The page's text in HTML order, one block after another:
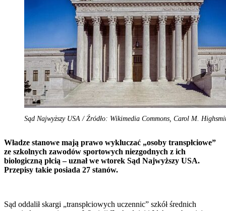
Sąd Najwyższy USA / Źródło: Wikimedia Commons, Carol M.
Władze stanowe mają prawo wykluczać „osoby transpłciowe”
ze szkolnych zawodów sportowych niezgodnych z ich
biologiczną płcią – uznał we wtorek Sąd Najwyższy USA.
Przepisy takie posiada 27 stanów.
Sąd oddalił skargi „transpłciowych uczennic” szkół średnich